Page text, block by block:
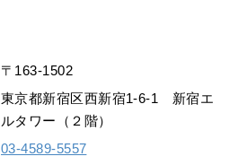
〒163-1502
東京都新宿区西新宿1-6-1 新宿エ
ルタワー（２階）
03-4589-5557